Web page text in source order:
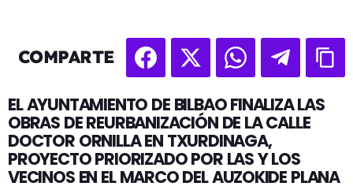
COMPARTE
EL AYUNTAMIENTO DE BILBAO FINALIZA LAS
OBRAS DE REURBANIZACIÓN DE LA CALLE
DOCTOR ORNILLA EN TXURDINAGA,
PROYECTO PRIORIZADO POR LAS Y LOS
VECINOS EN EL MARCO DEL AUZOKIDE PLANA